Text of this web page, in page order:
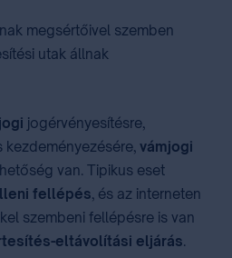
megsértőivel szemben
utak állnak
jogérvényesítésre,
kezdeményezésére, vámjogi
van. Tipikus eset
fellépés, és az interneten
szembeni fellépésre is van
eltávolítási eljárás.